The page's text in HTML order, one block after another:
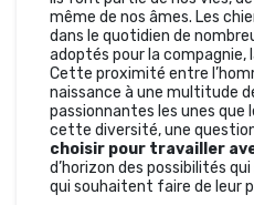
même de nos âmes. Les
dans le quotidien de
adoptés pour la
Cette proximité entre
naissance à une multitude
passionnantes les unes que
cette diversité, une
choisir pour travailler
d’horizon des possibilités
qui souhaitent faire de leur